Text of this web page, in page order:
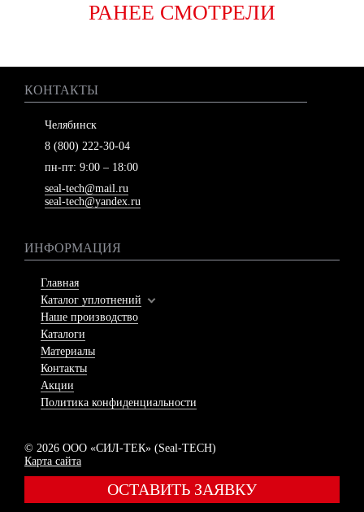
РАНЕЕ СМОТРЕЛИ
КОНТАКТЫ
Челябинск
8 (800) 222-30-04
пн-пт: 9:00 – 18:00
seal-tech@mail.ru
seal-tech@yandex.ru
ИНФОРМАЦИЯ
Главная
Каталог уплотнений
Наше производство
Каталоги
Материалы
Контакты
Акции
Политика конфиденциальности
© 2026 ООО «СИЛ-ТЕК» (Seal-TECH)
Карта сайта
ОСТАВИТЬ ЗАЯВКУ